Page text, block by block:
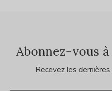
Abonnez-vous
Recevez les